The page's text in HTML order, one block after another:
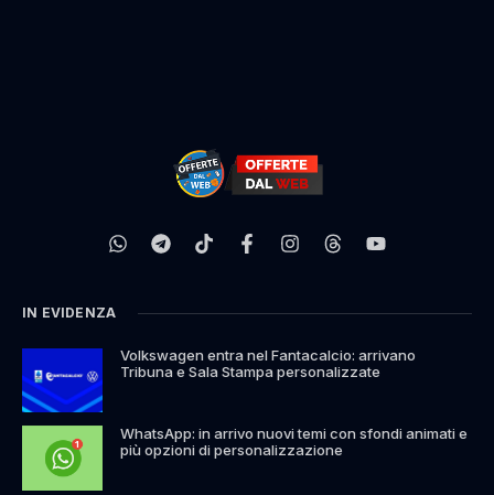
IN EVIDENZA
Volkswagen entra nel Fantacalcio: arrivano
Tribuna e Sala Stampa personalizzate
WhatsApp: in arrivo nuovi temi con sfondi animati e
più opzioni di personalizzazione